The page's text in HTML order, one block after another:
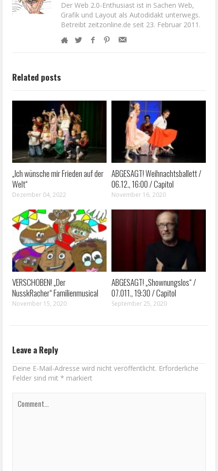
Der Web 2.0-Enthusiast ist in Sachen Web,
Grafik und Layout als Autodidakt unterwegs.
Betreibt zeitzonline.de seit 23. Februar 2011.
Related posts
„Ich wünsche mir Frieden auf der
Welt“
Dezember 04, 2022
ABGESAGT! Weihnachtsballett /
06.12., 16:00 / Capitol
November 16, 2020
VERSCHOBEN! „Der
NusskRacher“ Familienmusical
November 15, 2020
ABGESAGT! „Shownungslos“ /
07.011., 19:30 / Capitol
September 25, 2020
Leave a Reply
Deine E-Mail-Adresse wird nicht veröffentlicht. Erforderliche
Felder sind mit* markiert